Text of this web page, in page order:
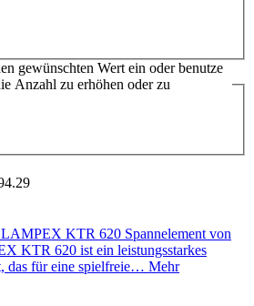
gewünschten Wert ein oder benutze
Anzahl zu erhöhen oder zu
KTR 620 Spannelement von
KTR 620 ist ein leistungsstarkes
das für eine spielfreie… Mehr